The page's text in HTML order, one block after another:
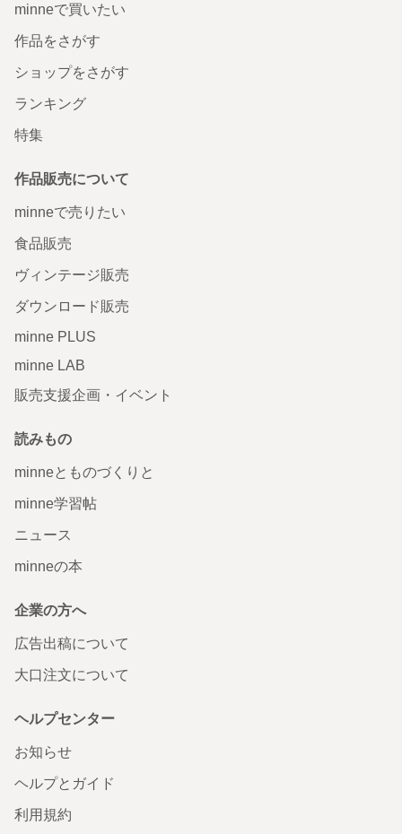
minneで買いたい
作品をさがす
ショップをさがす
ランキング
特集
作品販売について
minneで売りたい
食品販売
ヴィンテージ販売
ダウンロード販売
minne PLUS
minne LAB
販売支援企画・イベント
読みもの
minneとものづくりと
minne学習帖
ニュース
minneの本
企業の方へ
広告出稿について
大口注文について
ヘルプセンター
お知らせ
ヘルプとガイド
利用規約